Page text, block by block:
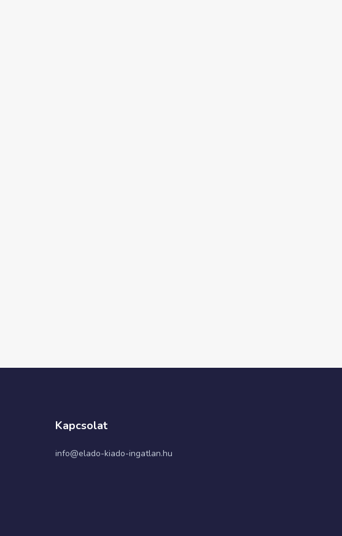
Kapcsolat
info@elado-kiado-ingatlan.hu